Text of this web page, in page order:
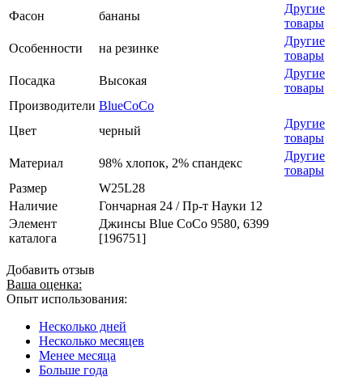
Фасон
бананы
Другие
товары
Особенности
на резинке
Другие
товары
Посадка
Высокая
Другие
товары
Производители BlueCoCo
Цвет
черный
Другие
товары
Материал
98% хлопок, 2% спандекс
Другие
товары
Размер
W25L28
Наличие
Гончарная 24 / Пр-т Науки 12
Элемент
каталога
Джинсы Blue CoCo 9580, 6399
[196751]
Добавить отзыв
Ваша оценка:
Опыт использования:
Несколько дней
Несколько месяцев
Менее месяца
Больше года